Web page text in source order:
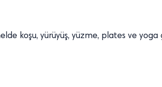
koşu, yürüyüş, yüzme, plates ve